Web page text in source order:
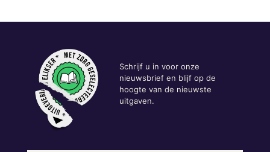
Schrijf u in voor onze
nieuwsbrief en blijf op de
hoogte van de nieuwste
uitgaven.